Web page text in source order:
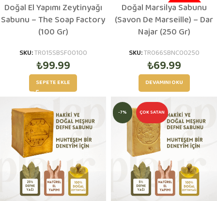
Doğal El Yapımı Zeytinyağı
Sabunu – The Soap Factory
(100 Gr)
SKU:TR015SBSF00100
₺99.99
SEPETE EKLE
TÜKENDI
Doğal Marsilya Sabunu
(Savon De Marseille) – Dar
Najar (250 Gr)
SKU:TR066SBNC00250
₺69.99
DEVAMINI OKU
-7% ÇOK SATAN